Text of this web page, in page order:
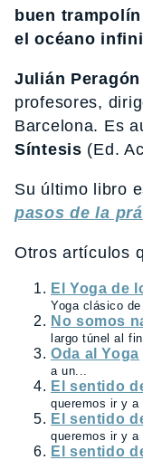
buen
el océano
Julián
profesores,
Barcelona. Es
Síntesis (Ed.
Su último libro
pasos de la
Otros artículos
El Yoga de
Yoga clásico
No somos
largo túnel al
Oda al Yoga
a un...
El sentido
queremos ir y a
El sentido
queremos ir y a
El sentido